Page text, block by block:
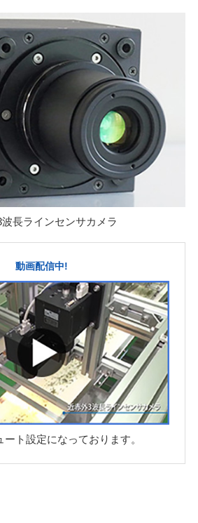
長ラインセンサカメラ
動画配信中!
ト設定になっております。